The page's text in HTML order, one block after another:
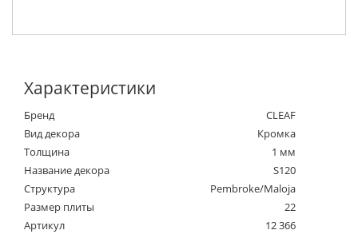
Характеристики
Бренд
CLEAF
Вид декора
Кромка
Толщина
1 мм
Название декора
S120
Структура
Pembroke/Maloja
Размер плиты
22
Артикул
12 366